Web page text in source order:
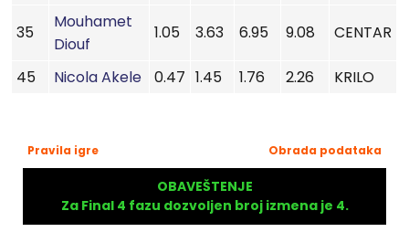
35
Mouhamet
Diouf
1.05 3.63 6.95 9.08 CENTAR
45 Nicola Akele 0.47 1.45 1.76 2.26 KRILO
Pravila igre Obrada podataka
OBAVEŠTENJE
Za Final 4 fazu dozvoljen broj izmena je 4.